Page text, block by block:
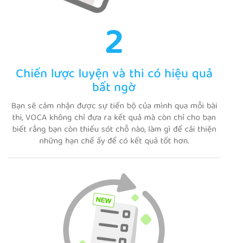
2
Chiến lược luyện và thi có hiệu quả
bất ngờ
Bạn sẽ cảm nhận được sự tiến bộ của mình qua mỗi bài
thi, VOCA không chỉ đưa ra kết quả mà còn chỉ cho bạn
biết rằng bạn còn thiếu sót chỗ nào, làm gì để cải thiện
những hạn chế ấy để có kết quả tốt hơn.